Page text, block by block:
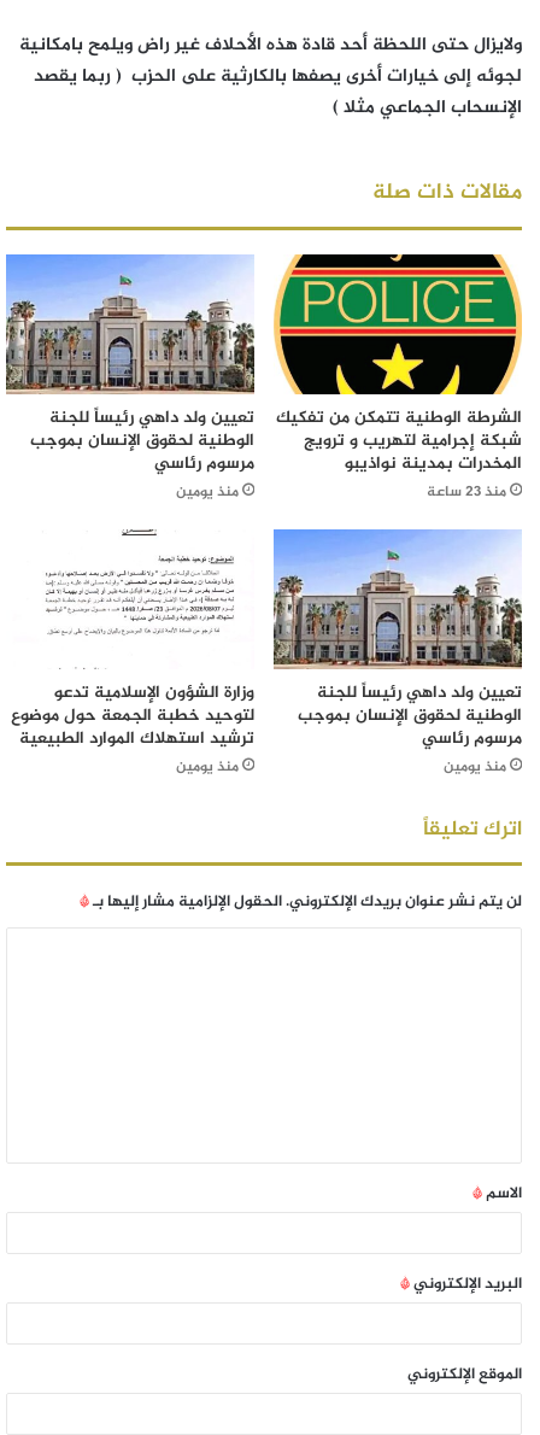
ولايزال حتى اللحظة أحد قادة هذه الأحلاف غير راض ويلمح بامكانية
لجوئه إلى خيارات أخرى يصفها بالكارثية على الحزب ( ربما يقصد
الإنسحاب الجماعي مثلا )
مقالات ذات صلة
الشرطة الوطنية تتمكن من تفكيك
شبكة إجرامية لتهريب و ترويج
المخدرات بمدينة نواذيبو
منذ 23 ساعة
تعيين ولد داهي رئيساً للجنة
الوطنية لحقوق الإنسان بموجب
مرسوم رئاسي
منذ يومين
تعيين ولد داهي رئيساً للجنة
الوطنية لحقوق الإنسان بموجب
مرسوم رئاسي
منذ يومين
وزارة الشؤون الإسلامية تدعو
لتوحيد خطبة الجمعة حول موضوع
ترشيد استهلاك الموارد الطبيعية
منذ يومين
اترك تعليقاً
لن يتم نشر عنوان بريدك الإلكتروني.الحقول الإلزامية مشار إليها بـ*
الاسم*
البريد الإلكتروني*
الموقع الإلكتروني